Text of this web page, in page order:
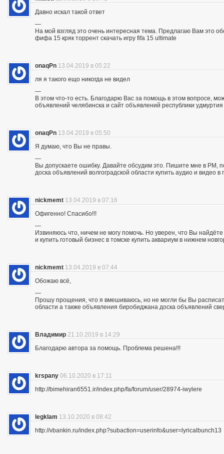
Давно искал такой ответ
—
На мой взгляд это очень интересная тема. Предлагаю Вам это
фифа 15 кряк торрент скачать игру fifa 15 ultimate
onaqPn 13.04.2019 в 05:22
ля я такого ещо никогда не видел
—
В этом что-то есть. Благодарю Вас за помощь в этом вопросе,
объявлений челябинска и сайт объявлений республики
onaqPn 13.04.2019 в 05:50
Я думаю, что Вы не правы.
—
Вы допускаете ошибку. Давайте обсудим это. Пишите мне в PM,
доска объявлений волгоградской области купить аудио и видео в
nickmemt 13.04.2019 в 07:16
Офигенно! Спасибо!!!
—
Извиняюсь что, ничем не могу помочь. Но уверен, что Вы
и купить готовый бизнес в томске купить аквариум в нижнем
nickmemt 13.04.2019 в 07:44
Обожаю всё,
—
Прошу прощения, что я вмешиваюсь, но не могли бы Вы
области а также объявления биробиджана доска объявлений
Владимир 21.10.2019 в 14:29
Благодарю автора за помощь. Проблема решена!!!
krspany 06.10.2020 в 17:11
http://bimehiran6551.ir/index.php/fa/forum/user/28974-iwylere
legklam 13.10.2020 в 08:42
http://vbankin.ru/index.php?subaction=userinfo&user=lyricalbunch13